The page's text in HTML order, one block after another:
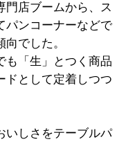
店ブームから、ス
パンコーナーなどで
でした。
も「生」とつく商品
ドとして定着しつつ
しさをテーブルパ